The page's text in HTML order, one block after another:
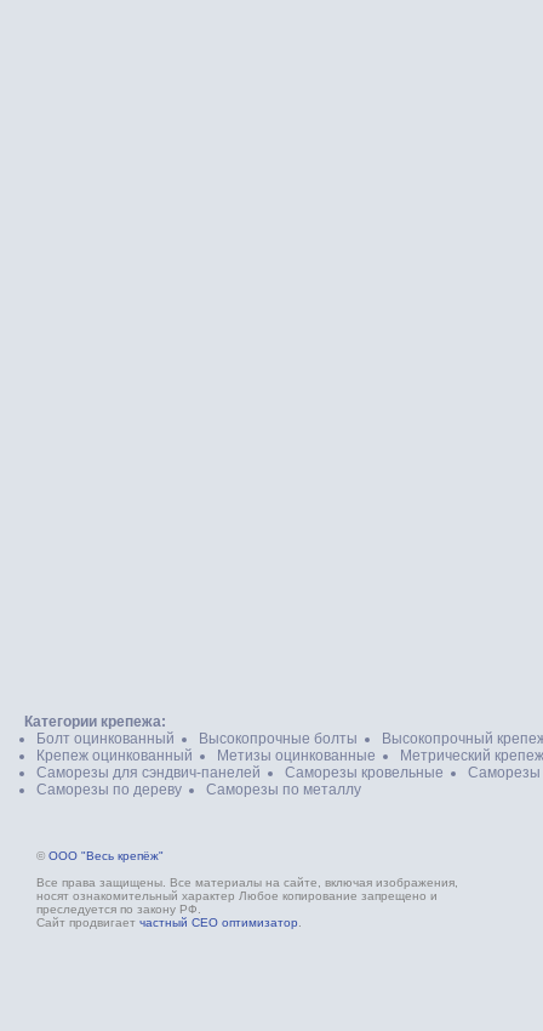
Категории крепежа:
Болт оцинкованный
Высокопрочные болты
Высокопрочный
Крепеж оцинкованный
Метизы оцинкованные
Метрический крепеж
Саморезы для сэндвич-панелей
Саморезы кровельные
Саморезы
Саморезы по дереву
Саморезы по металлу
© ООО "Весь крепёж"
Все права защищены. Все материалы на сайте, включая изображения,
носят ознакомительный характер Любое копирование запрещено и
преследуется по закону РФ.
Сайт продвигает частный СЕО оптимизатор